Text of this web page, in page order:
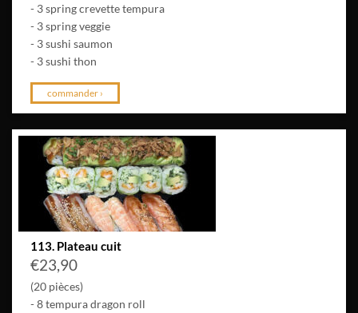
- 3 spring crevette tempura
- 3 spring veggie
- 3 sushi saumon
- 3 sushi thon
commander ›
113. Plateau cuit
€23,90
(20 pièces)
- 8 tempura dragon roll